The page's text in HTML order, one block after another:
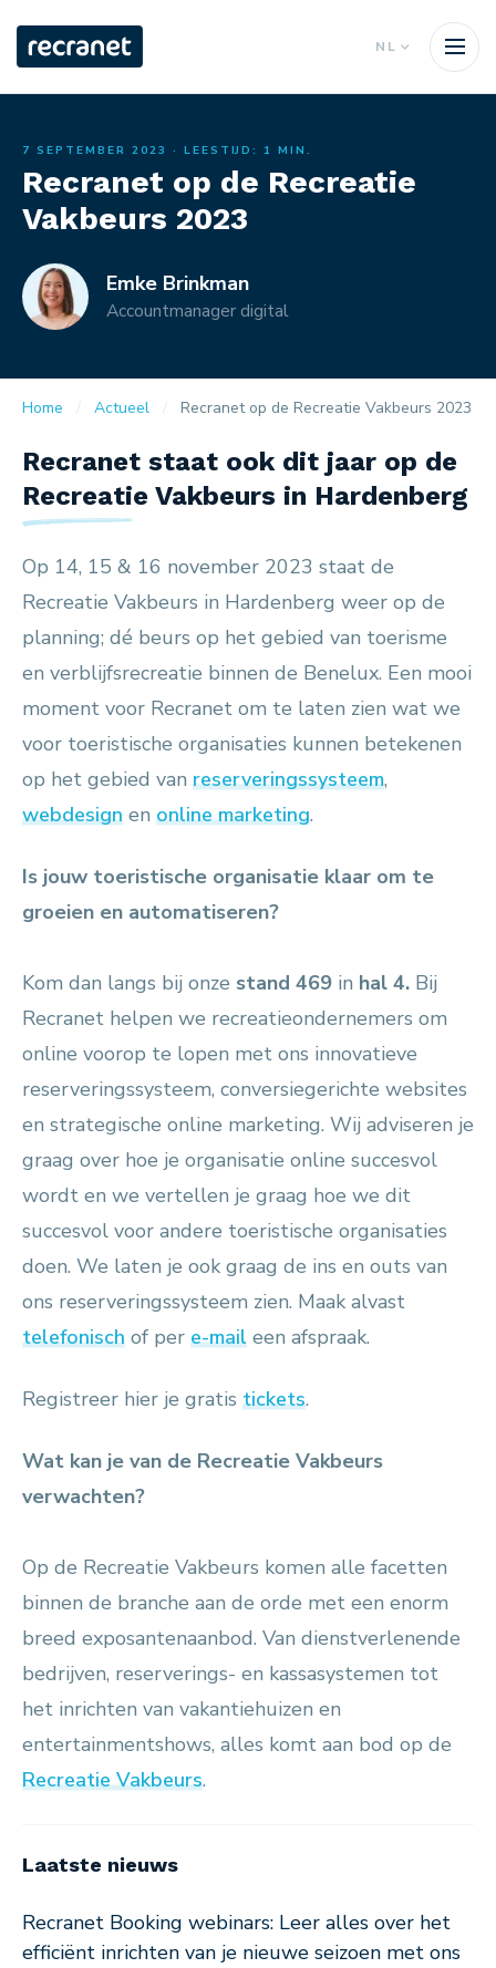
NL
7 SEPTEMBER 2023 · LEESTIJD: 1 MIN.
Recranet op de Recreatie
Vakbeurs 2023
Emke Brinkman
Accountmanager digital
Home Actueel Recranet op de Recreatie Vakbeurs 2023
Recranet staat ook dit jaar op de
Recreatie Vakbeurs in Hardenberg
Op 14, 15 & 16 november 2023 staat de
Recreatie Vakbeurs in Hardenberg weer op de
planning; dé beurs op het gebied van toerisme
en verblijfsrecreatie binnen de Benelux. Een mooi
moment voor Recranet om te laten zien wat we
voor toeristische organisaties kunnen betekenen
op het gebied van reserveringssysteem,
webdesign en online marketing.
Is jouw toeristische organisatie klaar om te
groeien en automatiseren?
Kom dan langs bij onze stand 469 in hal 4. Bij
Recranet helpen we recreatieondernemers om
online voorop te lopen met ons innovatieve
reserveringssysteem, conversiegerichte websites
en strategische online marketing. Wij adviseren je
graag over hoe je organisatie online succesvol
wordt en we vertellen je graag hoe we dit
succesvol voor andere toeristische organisaties
doen. We laten je ook graag de ins en outs van
ons reserveringssysteem zien. Maak alvast
telefonisch of per e-mail een afspraak.
Registreer hier je gratis tickets.
Wat kan je van de Recreatie Vakbeurs
verwachten?
Op de Recreatie Vakbeurs komen alle facetten
binnen de branche aan de orde met een enorm
breed exposantenaanbod. Van dienstverlenende
bedrijven, reserverings- en kassasystemen tot
het inrichten van vakantiehuizen en
entertainmentshows, alles komt aan bod op de
Recreatie Vakbeurs.
Laatste nieuws
Recranet Booking webinars: Leer alles over het
efficiënt inrichten van je nieuwe seizoen met ons